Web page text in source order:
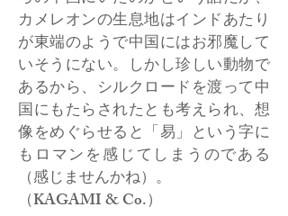
カメレオンの生息地はインドあたり
が東端のようで中国にはお邪魔して
いそうにない。しかし珍しい動物で
あるから、シルクロードを渡って中
国にもたらされたとも考えられ、想
像をめぐらせると「易」という字に
もロマンを感じてしまうのである
（感じませんかね）。
（KAGAMI & Co.）